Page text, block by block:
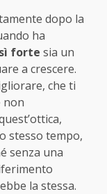
dopo la
ha
forte sia un
a crescere.
che ti
non
stesso tempo,
senza una
la stessa.